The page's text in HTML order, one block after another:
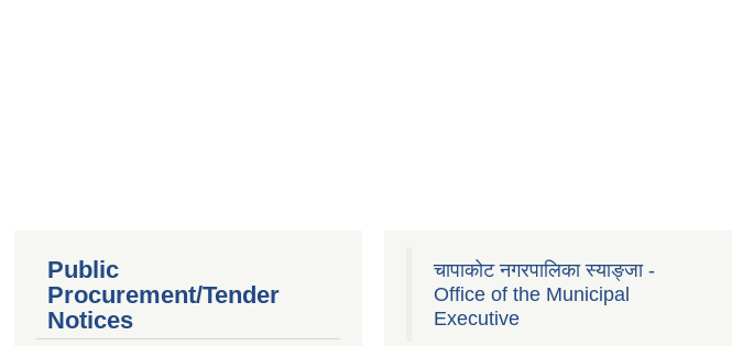
Public
Procurement/Tender
Notices
चापाकोट नगरपालिका स्याङ्जा -
Office of the Municipal
Executive